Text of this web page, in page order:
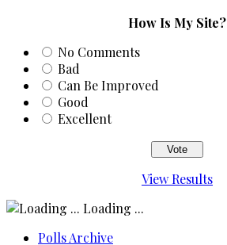
How Is My Site?
No Comments
Bad
Can Be Improved
Good
Excellent
View Results
Loading ...
Polls Archive